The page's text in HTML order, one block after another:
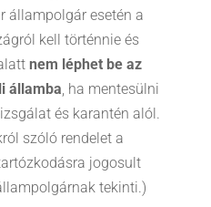
állampolgár esetén a
kell történnie és
nem léphet be az
államba , ha mentesülni
és karantén alól.
szóló rendelet a
jogosult
tekinti.)